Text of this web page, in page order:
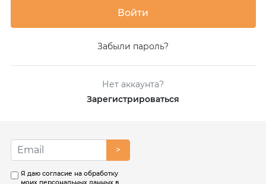
Забыли пароль?
Нет аккаунта?
Зарегистрироваться
>
Я даю согласие на обработку